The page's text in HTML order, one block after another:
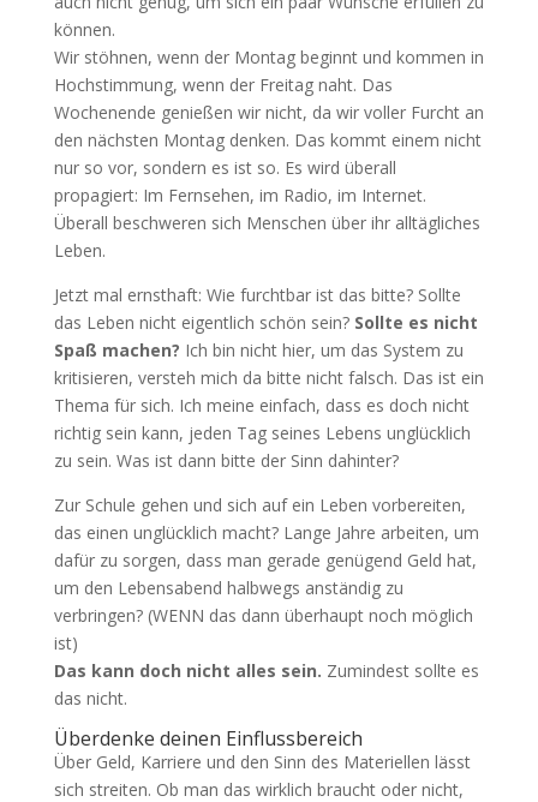
können.
Wir stöhnen, wenn der Montag beginnt und kommen in
Hochstimmung, wenn der Freitag naht. Das
Wochenende genießen wir nicht, da wir voller Furcht an
den nächsten Montag denken. Das kommt einem nicht
nur so vor, sondern es ist so. Es wird überall
propagiert: Im Fernsehen, im Radio, im Internet.
Überall beschweren sich Menschen über ihr alltägliches
Leben.
Jetzt mal ernsthaft: Wie furchtbar ist das bitte? Sollte
das Leben nicht eigentlich schön sein? Sollte es nicht
Spaß machen? Ich bin nicht hier, um das System zu
kritisieren, versteh mich da bitte nicht falsch. Das ist ein
Thema für sich. Ich meine einfach, dass es doch nicht
richtig sein kann, jeden Tag seines Lebens unglücklich
zu sein. Was ist dann bitte der Sinn dahinter?
Zur Schule gehen und sich auf ein Leben vorbereiten,
das einen unglücklich macht? Lange Jahre arbeiten, um
dafür zu sorgen, dass man gerade genügend Geld hat,
um den Lebensabend halbwegs anständig zu
verbringen? (WENN das dann überhaupt noch möglich
ist)
Das kann doch nicht alles sein. Zumindest sollte es
das nicht.
Überdenke deinen Einflussbereich
Über Geld, Karriere und den Sinn des Materiellen lässt
sich streiten. Ob man das wirklich braucht oder nicht,